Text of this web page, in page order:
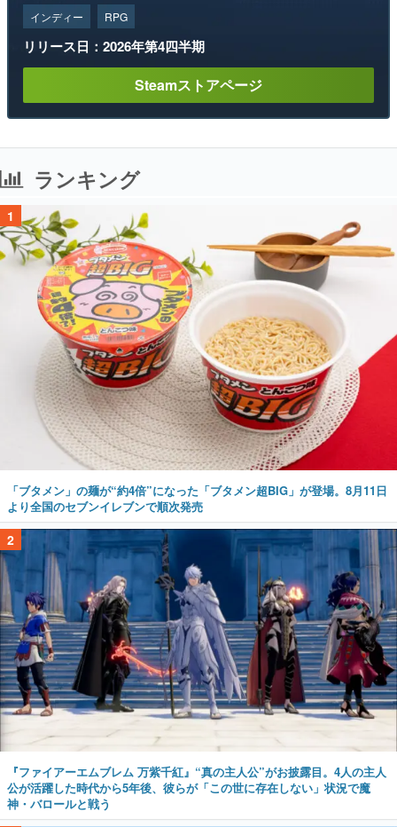
インディー RPG
リリース日：2026年第4四半期
Steamストアページ
ランキング
1
「ブタメン」の麺が“約4倍”になった「ブタメン超BIG」が登場。8月11日
より全国のセブンイレブンで順次発売
2
『ファイアーエムブレム 万紫千紅』“真の主人公”がお披露目。4人の主人
公が活躍した時代から5年後、彼らが「この世に存在しない」状況で魔
神・バロールと戦う